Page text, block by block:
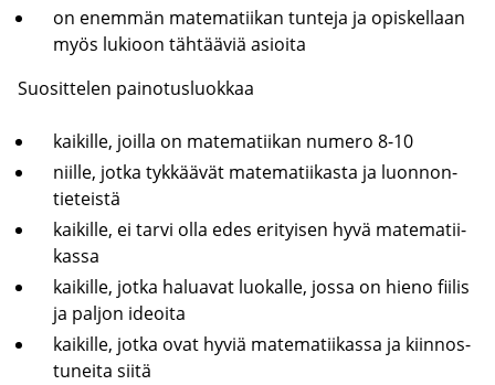
on enem­män ma­te­ma­tii­kan tun­te­ja ja opis­kel­laan
myös lu­kioon täh­tää­viä asioi­ta
Suo­sit­te­len pai­no­tus­luok­kaa
kai­kil­le, joil­la on ma­te­ma­tii­kan nu­me­ro 8-10
niil­le, jotka tyk­kää­vät ma­te­ma­tii­kas­ta ja luon­non­
tie­teis­tä
kai­kil­le, ei tarvi olla edes eri­tyi­sen hyvä ma­te­ma­tii­
kas­sa
kai­kil­le, jotka ha­lua­vat luo­kal­le, jossa on hieno fii­lis
ja pal­jon ideoi­ta
kai­kil­le, jotka ovat hyviä ma­te­ma­tii­kas­sa ja kiin­nos­
tu­nei­ta siitä